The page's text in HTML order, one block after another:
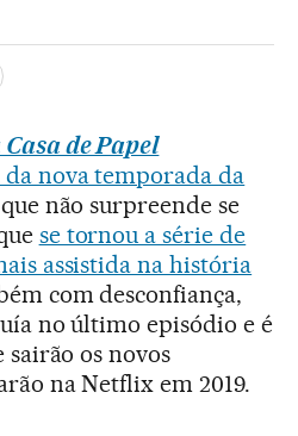
Sociales
de Papel
nova temporada da
não surpreende se
se tornou a série de
assistida na história
com desconfiança,
no último episódio e é
os novos
na Netflix em 2019.